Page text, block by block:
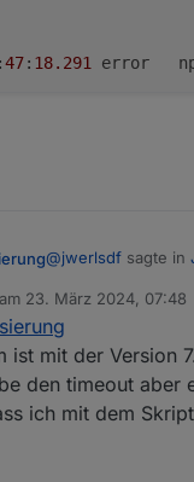
:47: 18.291
@jwerlsdf sagte in
und jetzt
2000 nicht
Bitte mit 7.10.1
Blockly-Code hat
generiert. Generell
23. März 2024, 07:48
von
ist mit der Version
den timeout aber
ich mit dem